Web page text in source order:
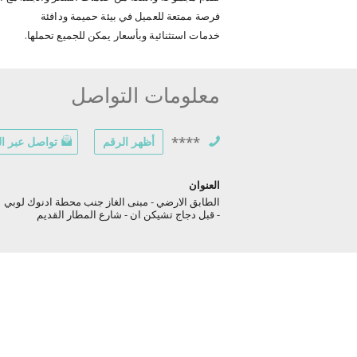
فرصة ممتعة للعميل في بيئة حميمة ودافئة
خدمات استثنائية وبأسعار يمكن للجميع تحملها.
معلومات التواصل
**** أظهر الرقم تواصل عبر
العنوان
الطابق الارضي - مبنى الغاز جنب محطة ادنوك لوبي
- قبل دجاج تشيكن ان - شارع المطار القديم